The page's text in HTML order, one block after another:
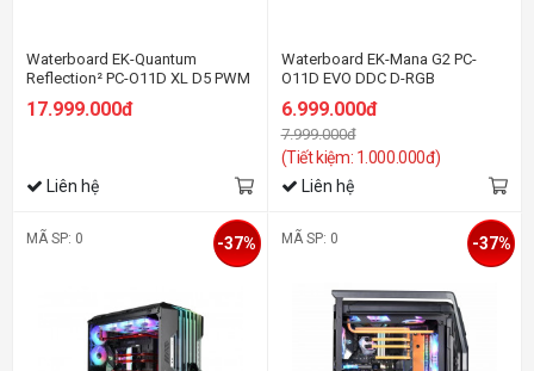
Waterboard EK-Quantum
Reflection² PC-O11D XL D5 PWM
D-RGB - Screen Edition
17.999.000đ
Liên hệ
Waterboard EK-Mana G2 PC-
O11D EVO DDC D-RGB
Distribution Plate
6.999.000đ
7.999.000đ
(Tiết kiệm: 1.000.000đ)
Liên hệ
MÃ SP: 0 -37% MÃ SP: 0 -37%